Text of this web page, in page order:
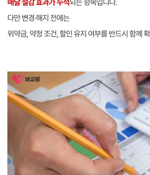
매달 절감 효과가 누적되는 항목입니다.
다만 변경·해지 전에는
위약금, 약정 조건, 할인 유지 여부를 반드시 함께